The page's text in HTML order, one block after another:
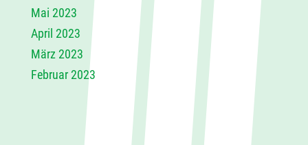
Mai 2023
April 2023
März 2023
Februar 2023